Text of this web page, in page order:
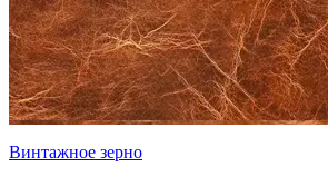
Винтажное зерно